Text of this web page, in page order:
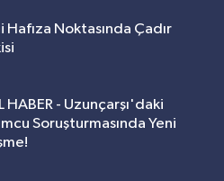
Hafıza Noktasında Çadır
HABER - Uzunçarşı'daki
Soruşturmasında Yeni